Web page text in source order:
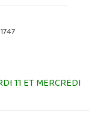
11 ET MERCREDI